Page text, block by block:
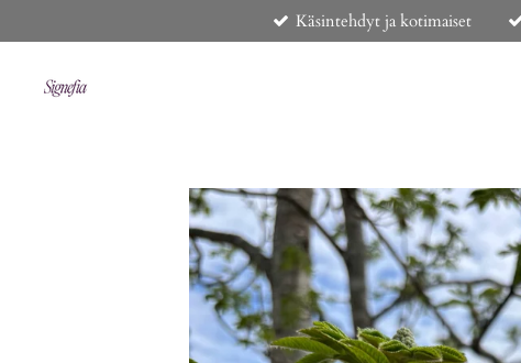
pääsisältöön
Käsintehdyt ja kotimaiset